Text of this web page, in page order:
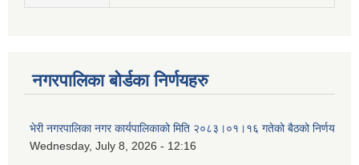
नगरपालिका बोर्डका निर्णयहरु
भेरी नगरपालिका नगर कार्यपालिकाको मिति २०८३।०१।१६ गतेको बैठको निर्णय
Wednesday, July 8, 2026 - 12:16